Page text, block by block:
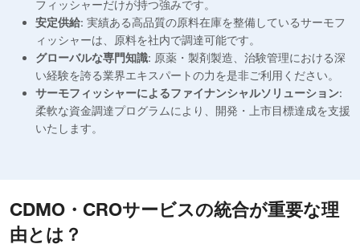
フィッシャーだけが持つ強みです。
安定供給: 実績ある高品質の原料在庫を整備しているサーモフ
ィッシャーは、原料を社内で調達可能です。
グローバルな専門知識: 原薬・製剤製造、治験管理における深
い経験を誇る業界エキスパートの力を是非ご利用ください。
サーモフィッシャーによるファイナンシャルソリューション:
柔軟な資金調達プログラムにより、開発・上市目標達成を支援
いたします。
CDMO・CROサービスの統合が重要な理
由とは？